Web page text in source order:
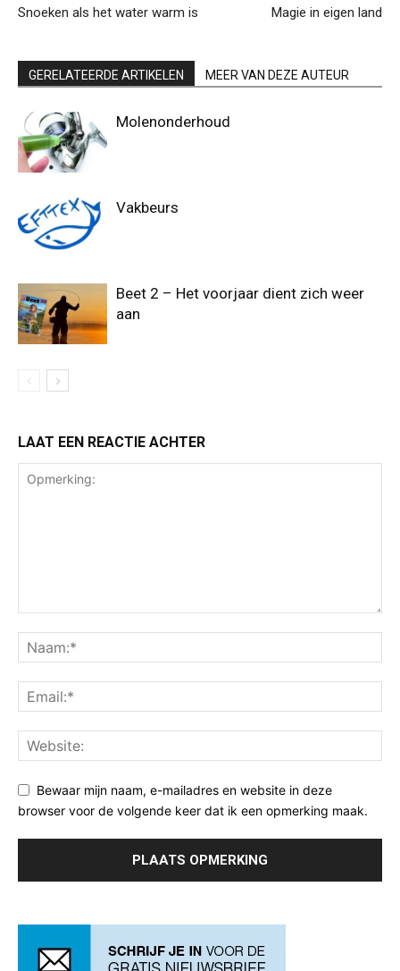
Snoeken als het water warm is Magie in eigen land
GERELATEERDE ARTIKELEN MEER VAN DEZE AUTEUR
Molenonderhoud
Vakbeurs
Beet 2 – Het voorjaar dient zich weer
aan
LAAT EEN REACTIE ACHTER
Bewaar mijn naam, e-mailadres en website in deze
browser voor de volgende keer dat ik een opmerking maak.